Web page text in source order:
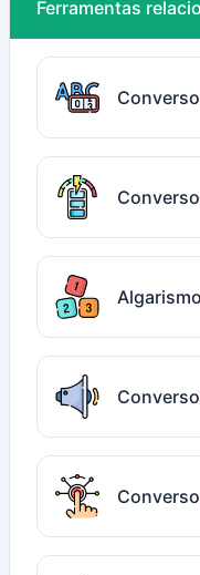
Ferramentas